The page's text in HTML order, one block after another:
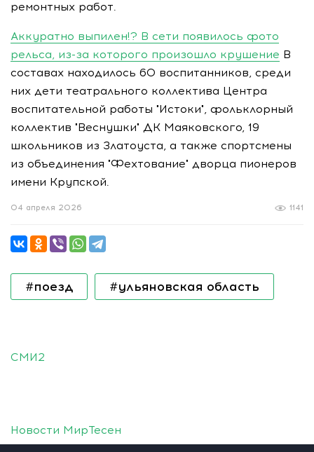
ремонтных работ.
Аккуратно выпилен!? В сети появилось фото
рельса, из-за которого произошло крушение В
составах находилось 60 воспитанников, среди
них дети театрального коллектива Центра
воспитательной работы "Истоки", фольклорный
коллектив "Веснушки" ДК Маяковского, 19
школьников из Златоуста, а также спортсмены
из объединения "Фехтование" дворца пионеров
имени Крупской.
1141
04 апреля 2026
#поезд #ульяновская область
СМИ2
Новости МирТесен